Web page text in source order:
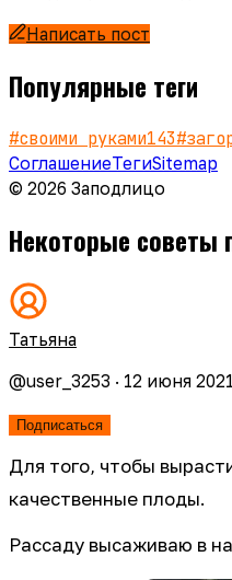
Написать пост
Популярные теги
#своими руками143#
СоглашениеТегиSitemap
© 2026 Заподлицо
Некоторые советы
Татьяна
@user_3253 · 12 июня
Подписаться
Для того, чтобы
качественные плоды.
Рассаду высаживаю в